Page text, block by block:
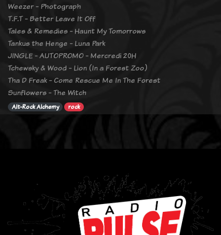
Weezer - Photograph
T.F.T - Better Leave It Off
Tales & Remedies - Haunt My Tomorrows
Tankus the Henge - Luna Park
JINGLE - AUTOPROMO - Mercredi 20H
Tchewsky & Wood - Lion (In a Forest Zoo)
Tha D Freak - Come Rescue Me In The Forest
Sunflowers - The Witch
Alt-Rock Alchemy rock